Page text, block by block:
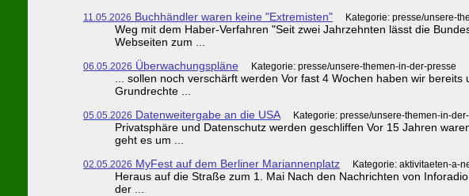
11.05.2026 Buchhändler waren keine "Extremisten" Kategorie: presse/unsere-
Weg mit dem Haber-Verfahren "Seit zwei Jahrzehnten lässt die
Webseiten zum ...
06.05.2026 Überwachungspläne Kategorie: presse/unsere-themen-in-der-presse
... sollen noch verschärft werden Vor fast 4 Wochen haben wir
Grundrechte ...
05.05.2026 Datenweitergabe an die USA Kategorie: presse/unsere-themen-in-
Privatsphäre und Datenschutz werden geschliffen Vor 15 Jahren
geht es um ...
02.05.2026 MyFest auf dem Berliner Mariannenplatz Kategorie: aktivitaeten-a-
Heraus auf die Straße zum 1. Mai Nach den Nachrichten von
der ...